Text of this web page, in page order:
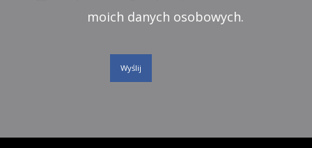
moich danych osobowych.